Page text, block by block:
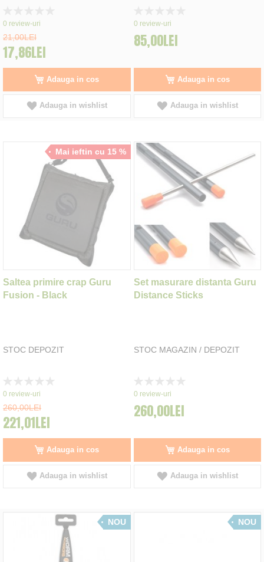
0%
0 review-uri
21,00LEI
17,86LEI
Adauga in cos
Adauga in wishlist
0%
0 review-uri
85,00LEI
Adauga in cos
Adauga in wishlist
Mai ieftin cu 15 %
Saltea primire crap Guru
Fusion - Black
STOC DEPOZIT
0%
0 review-uri
260,00LEI
221,01LEI
Adauga in cos
Adauga in wishlist
Set masurare distanta Guru
Distance Sticks
STOC MAGAZIN / DEPOZIT
0%
0 review-uri
260,00LEI
Adauga in cos
Adauga in wishlist
NOU NOU